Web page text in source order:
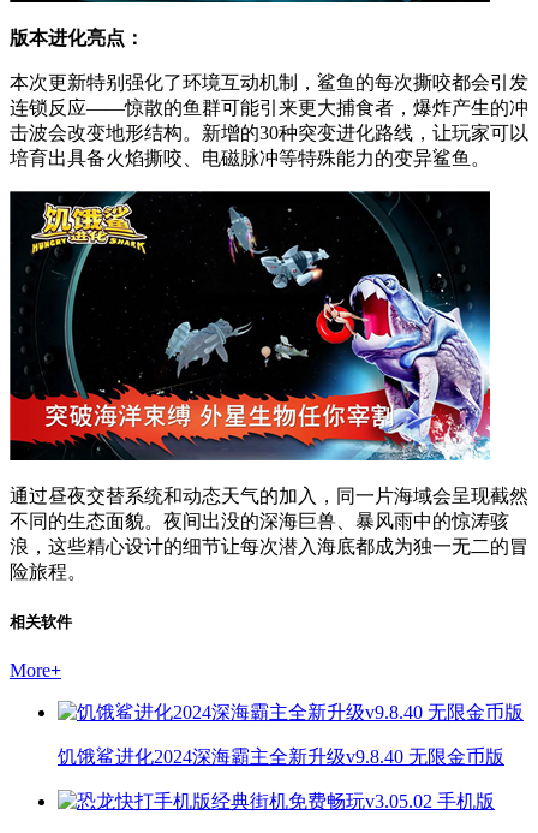
版本进化亮点：
本次更新特别强化了环境互动机制，鲨鱼的每次撕咬都会引发
连锁反应——惊散的鱼群可能引来更大捕食者，爆炸产生的冲
击波会改变地形结构。新增的30种突变进化路线，让玩家可以
培育出具备火焰撕咬、电磁脉冲等特殊能力的变异鲨鱼。
通过昼夜交替系统和动态天气的加入，同一片海域会呈现截然
不同的生态面貌。夜间出没的深海巨兽、暴风雨中的惊涛骇
浪，这些精心设计的细节让每次潜入海底都成为独一无二的冒
险旅程。
相关软件
More+
饥饿鲨进化2024深海霸主全新升级v9.8.40 无限金币版